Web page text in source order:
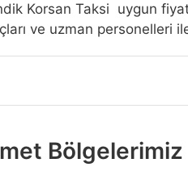
Korsan Taksi uygun
ve uzman personelleri
Bölgelerimiz